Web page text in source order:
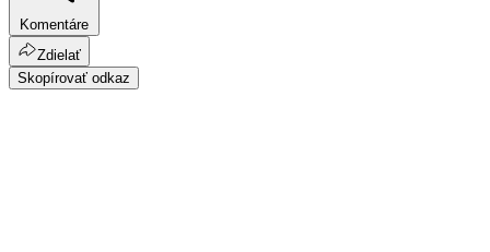
Komentáre
Zdielať
Skopírovať odkaz